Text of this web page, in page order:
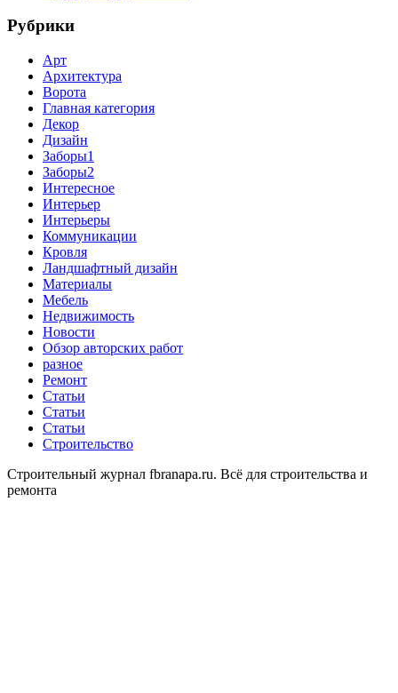
Рубрики
Арт
Архитектура
Ворота
Главная категория
Декор
Дизайн
Заборы1
Заборы2
Интересное
Интерьер
Интерьеры
Коммуникации
Кровля
Ландшафтный дизайн
Материалы
Мебель
Недвижимость
Новости
Обзор авторских работ
разное
Ремонт
Статьи
Статьи
Статьи
Строительство
Строительный журнал fbranapa.ru. Всё для строительства и
ремонта